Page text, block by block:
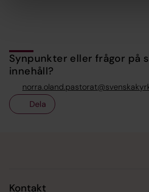
Synpunkter eller frågor på
innehåll?
Dela
Kontakt